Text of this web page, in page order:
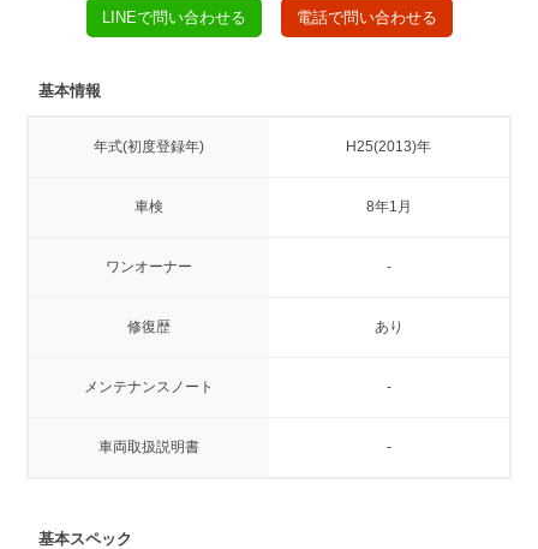
LINEで問い合わせる 電話で問い合わせる
基本情報
年式(初度登録年) H25(2013)年
車検 8年1月
ワンオーナー -
修復歴 あり
メンテナンスノート -
車両取扱説明書 -
基本スペック